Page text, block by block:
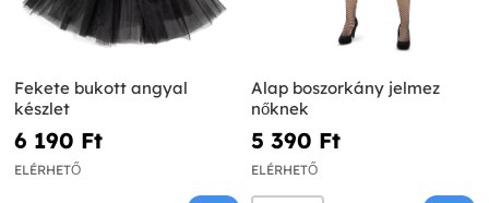
Fekete bukott angyal
készlet
6 190 Ft‎
ELÉRHETŐ
Alap boszorkány jelmez
nőknek
5 390 Ft‎
ELÉRHETŐ